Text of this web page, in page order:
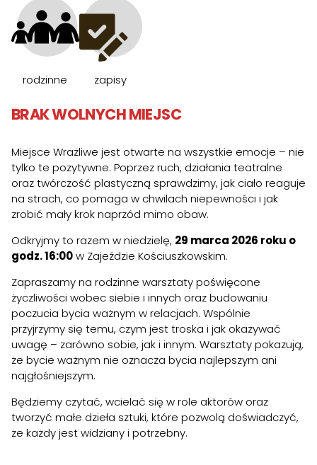
rodzinne zapisy
BRAK WOLNYCH MIEJSC
Miejsce Wrażliwe jest otwarte na wszystkie emocje – nie
tylko te pozytywne. Poprzez ruch, działania teatralne
oraz twórczość plastyczną sprawdzimy, jak ciało reaguje
na strach, co pomaga w chwilach niepewności i jak
zrobić mały krok naprzód mimo obaw.
Odkryjmy to razem w niedzielę, 29 marca 2026 roku o
godz. 16:00w Zajeździe Kościuszkowskim.
Zapraszamy na rodzinne warsztaty poświęcone
życzliwości wobec siebie i innych oraz budowaniu
poczucia bycia ważnym w relacjach. Wspólnie
przyjrzymy się temu, czym jest troska i jak okazywać
uwagę – zarówno sobie, jak i innym. Warsztaty pokazują,
że bycie ważnym nie oznacza bycia najlepszym ani
najgłośniejszym.
Będziemy czytać, wcielać się w role aktorów oraz
tworzyć małe dzieła sztuki, które pozwolą doświadczyć,
że każdy jest widziany i potrzebny.